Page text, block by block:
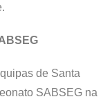
de Santa
SABSEG na